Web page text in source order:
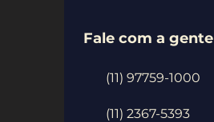
Fale com a gente
(11) 97759-1000
(11) 2367-5393